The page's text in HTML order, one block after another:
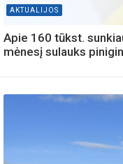
AKTUALIJOS
Apie 160 tūkst.
mėnesį sulauks